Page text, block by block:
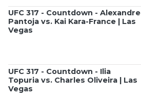
UFC 317 - Countdown - Alexandre
Pantoja vs. Kai Kara-France | Las
Vegas
UFC 317 - Countdown - Ilia
Topuria vs. Charles Oliveira | Las
Vegas